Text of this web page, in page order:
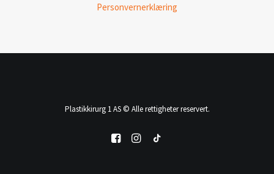
Personvernerklæring
Plastikkirurg 1 AS © Alle rettigheter reservert.